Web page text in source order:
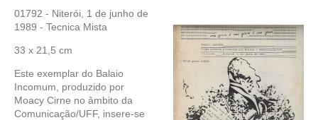
01792 - Niterói, 1 de junho de
1989 - Tecnica Mista
33 x 21,5 cm
Este exemplar do Balaio
Incomum, produzido por
Moacy Cirne no âmbito da
Comunicação/UFF, insere-se